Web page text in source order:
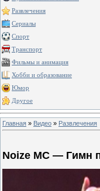
Развлечения
Сериалы
Спорт
Транспорт
Фильмы и анимация
Хобби и образование
Юмор
Другое
Главная » Видео » Развлечения
Noize MC — Гимн